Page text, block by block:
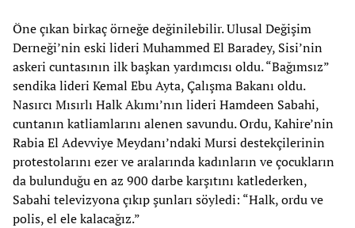
Öne çıkan birkaç örneğe değinilebilir. Ulusal Değişim
Derneği’nin eski lideri Muhammed El Baradey, Sisi’nin
askeri cuntasının ilk başkan yardımcısı oldu. “Bağımsız”
sendika lideri Kemal Ebu Ayta, Çalışma Bakanı oldu.
Nasırcı Mısırlı Halk Akımı’nın lideri Hamdeen Sabahi,
cuntanın katliamlarını alenen savundu. Ordu, Kahire’nin
Rabia El Adevviye Meydanı’ndaki Mursi destekçilerinin
protestolarını ezer ve aralarında kadınların ve çocukların
da bulunduğu en az 900 darbe karşıtını katlederken,
Sabahi televizyona çıkıp şunları söyledi: “Halk, ordu ve
polis, el ele kalacağız.”